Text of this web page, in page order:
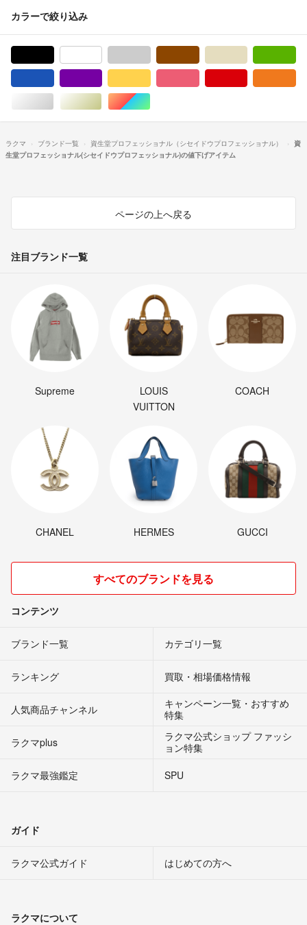
カラーで絞り込み
シルバー/銀色系ゴールド/金色系マルチカラー
ラクマ ブランド一覧 資生堂プロフェッショナル（シセイドウプロフェッショナル）
資
生堂プロフェッショナル(シセイドウプロフェッショナル)の値下げアイテム
ページの上へ戻る
注目ブランド一覧
Supreme
LOUIS
VUITTON
COACH
CHANEL HERMES GUCCI
すべてのブランドを見る
コンテンツ
ブランド一覧 カテゴリ一覧
ランキング 買取・相場価格情報
人気商品チャンネル
キャンペーン一覧・おすすめ
特集
ラクマplus
ラクマ公式ショップ ファッシ
ョン特集
ラクマ最強鑑定
SPU
ガイド
ラクマ公式ガイド はじめての方へ
ラクマについて